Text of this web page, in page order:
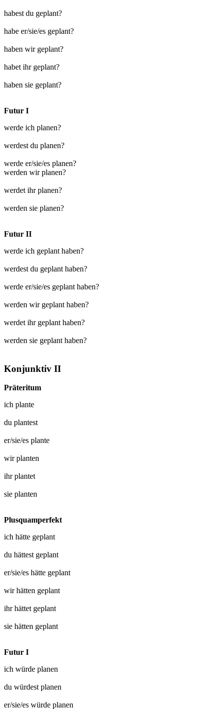
habest du geplant?
habe er/sie/es geplant?
haben wir geplant?
habet ihr geplant?
haben sie geplant?
Futur I
werde ich planen?
werdest du planen?
werde er/sie/es planen?
werden wir planen?
werdet ihr planen?
werden sie planen?
Futur II
werde ich geplant haben?
werdest du geplant haben?
werde er/sie/es geplant haben?
werden wir geplant haben?
werdet ihr geplant haben?
werden sie geplant haben?
Konjunktiv II
Präteritum
ich plante
du plantest
er/sie/es plante
wirplanten
ihrplantet
sie planten
Plusquamperfekt
ich hätte geplant
du hättest geplant
er/sie/es hätte geplant
wir hätten geplant
ihr hättet geplant
sie hätten geplant
Futur I
ich würde planen
du würdestplanen
er/sie/es würde planen